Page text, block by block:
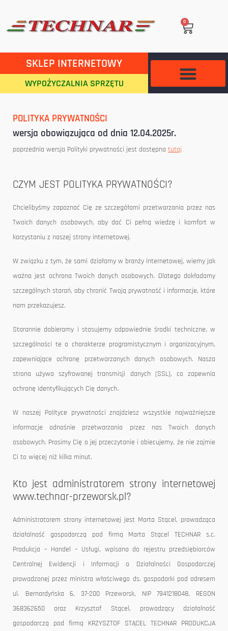
0
SKLEP INTERNETOWY
WYPOŻYCZALNIA SPRZĘTU
POLITYKA PRYWATNOŚCI
wersja obowiązująca od dnia 12.04.2025r.
poprzednia wersja Polityki prywatności jest dostępna tutaj
CZYM JEST POLITYKA PRYWATNOŚCI?
Chcielibyśmy zapoznać Cię ze szczegółami przetwarzania przez nas
Twoich danych osobowych, aby dać Ci pełną wiedzę i komfort w
korzystaniu z naszej strony internetowej.
W związku z tym, że sami działamy w branży internetowej, wiemy jak
ważna jest ochrona Twoich danych osobowych. Dlatego dokładamy
szczególnych starań, aby chronić Twoją prywatność i informacje, które
nam przekazujesz.
Starannie dobieramy i stosujemy odpowiednie środki techniczne, w
szczególności te o charakterze programistycznym i organizacyjnym,
zapewniające ochronę przetwarzanych danych osobowych. Nasza
strona używa szyfrowanej transmisji danych (SSL), co zapewnia
ochronę identyfikujących Cię danych.
W naszej Polityce prywatności znajdziesz wszystkie najważniejsze
informacje odnośnie przetwarzania przez nas Twoich danych
osobowych. Prosimy Cię o jej przeczytanie i obiecujemy, że nie zajmie
Ci to więcej niż kilka minut.
Kto jest administratorem strony internetowej
www.technar-przeworsk.pl?
Administratorem strony internetowej jest Marta Stącel, prowadząca
działalność gospodarczą pod firmą Marta Stącel TECHNAR s.c.
Produkcja – Handel – Usługi, wpisana do rejestru przedsiębiorców
Centralnej Ewidencji i Informacji o Działalności Gospodarczej
prowadzonej przez ministra właściwego ds. gospodarki pod adresem
ul. Bernardyńska 6, 37-200 Przeworsk, NIP 7941218048, REGON
368362650 oraz Krzysztof Stącel, prowadzący działalność
gospodarczą pod firmą KRZYSZTOF STĄCEL TECHNAR PRODUKCJA